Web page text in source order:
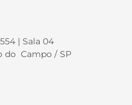
| Sala 04
do Campo / SP